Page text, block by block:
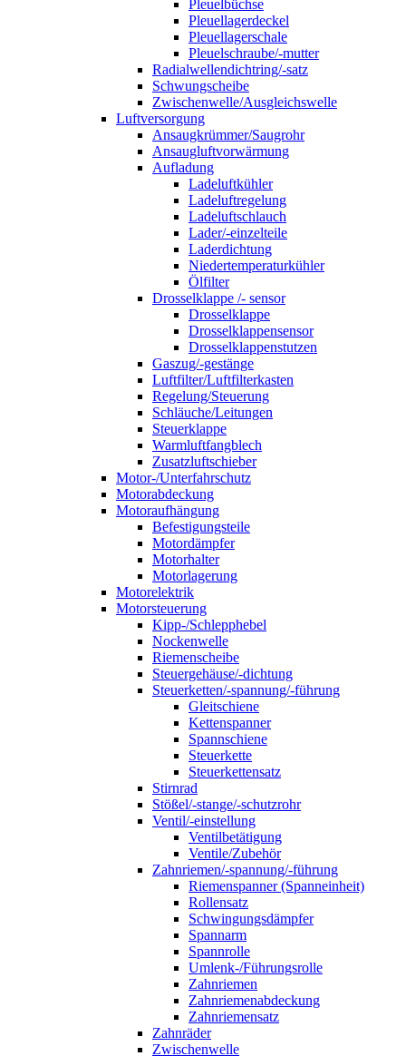
Pleuelbüchse
Pleuellagerdeckel
Pleuellagerschale
Pleuelschraube/-mutter
Radialwellendichtring/-satz
Schwungscheibe
Zwischenwelle/Ausgleichswelle
Luftversorgung
Ansaugkrümmer/Saugrohr
Ansaugluftvorwärmung
Aufladung
Ladeluftkühler
Ladeluftregelung
Ladeluftschlauch
Lader/-einzelteile
Laderdichtung
Niedertemperaturkühler
Ölfilter
Drosselklappe /- sensor
Drosselklappe
Drosselklappensensor
Drosselklappenstutzen
Gaszug/-gestänge
Luftfilter/Luftfilterkasten
Regelung/Steuerung
Schläuche/Leitungen
Steuerklappe
Warmluftfangblech
Zusatzluftschieber
Motor-/Unterfahrschutz
Motorabdeckung
Motoraufhängung
Befestigungsteile
Motordämpfer
Motorhalter
Motorlagerung
Motorelektrik
Motorsteuerung
Kipp-/Schlepphebel
Nockenwelle
Riemenscheibe
Steuergehäuse/-dichtung
Steuerketten/-spannung/-führung
Gleitschiene
Kettenspanner
Spannschiene
Steuerkette
Steuerkettensatz
Stirnrad
Stößel/-stange/-schutzrohr
Ventil/-einstellung
Ventilbetätigung
Ventile/Zubehör
Zahnriemen/-spannung/-führung
Riemenspanner (Spanneinheit)
Rollensatz
Schwingungsdämpfer
Spannarm
Spannrolle
Umlenk-/Führungsrolle
Zahnriemen
Zahnriemenabdeckung
Zahnriemensatz
Zahnräder
Zwischenwelle